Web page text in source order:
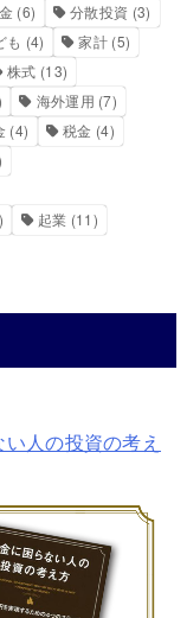
(6) 分散投資 (3)
も (4) 家計(5)
株式 (13)
海外運用 (7)
(4) 税金 (4)
起業 (11)
人の投資の考え